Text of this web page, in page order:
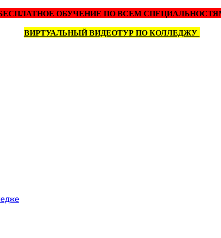
ОБУЧЕНИЕ ПО ВСЕМ
ВИРТУАЛЬНЫЙ ВИДЕОТУР ПО КОЛЛЕДЖУ